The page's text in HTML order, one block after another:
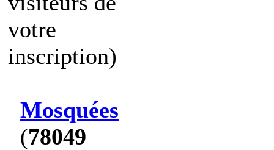
votre
inscription)
Mosquées
(78049